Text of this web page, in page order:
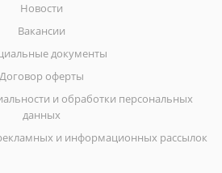
Новости
Вакансии
документы
Договор оферты
и обработки персональных
данных
и информационных рассылок